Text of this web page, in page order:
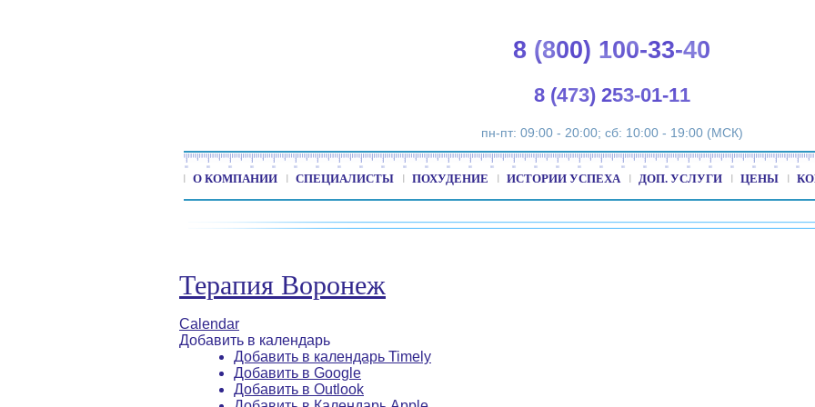
8 (800) 100-33-40
8 (473) 253-01-11
пн-пт: 09:00 - 20:00; сб: 10:00 - 19:00 (МСК)
О КОМПАНИИ СПЕЦИАЛИСТЫ ПОХУДЕНИЕ ИСТОРИИ УСПЕХА ДОП. УСЛУГИ ЦЕНЫ
Терапия Воронеж
Calendar
Добавить в календарь
Добавить в календарь Timely
Добавить в Google
Добавить в Outlook